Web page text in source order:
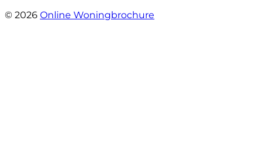
© 2026 Online Woningbrochure